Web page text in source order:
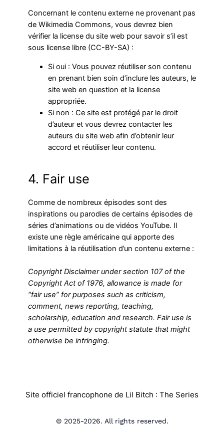
Concernant le contenu externe ne provenant pas
de Wikimedia Commons, vous devrez bien
vérifier la license du site web pour savoir s’il est
sous license libre (CC-BY-SA) :
Si oui : Vous pouvez réutiliser son contenu
en prenant bien soin d’inclure les auteurs, le
site web en question et la license
appropriée.
Si non : Ce site est protégé par le droit
d’auteur et vous devrez contacter les
auteurs du site web afin d’obtenir leur
accord et réutiliser leur contenu.
4. Fair use
Comme de nombreux épisodes sont des
inspirations ou parodies de certains épisodes de
séries d’animations ou de vidéos YouTube. Il
existe une règle américaine qui apporte des
limitations à la réutilisation d’un contenu externe :
Copyright Disclaimer under section 107 of the
Copyright Act of 1976, allowance is made for
“fair use” for purposes such as criticism,
comment, news reporting, teaching,
scholarship, education and research. Fair use is
a use permitted by copyright statute that might
otherwise be infringing.
Site officiel francophone de Lil Bitch : The Series
© 2025-2026. All rights reserved.